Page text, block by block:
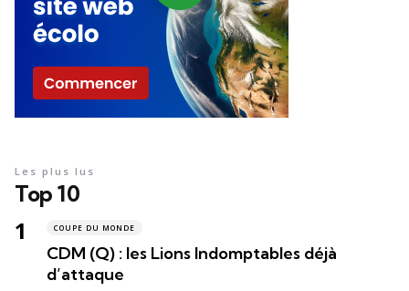
Top 10
Les plus lus
COUPE DU MONDE
CDM (Q) : les Lions Indomptables déjà
d’attaque